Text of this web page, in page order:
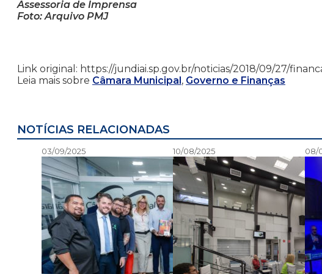
Assessoria de Imprensa
Foto: Arquivo PMJ
Link original: https://jundiai.sp.gov.br/noticias/2018/09/27/
Leia mais sobre Câmara Municipal, Governo e Finanças
NOTÍCIAS RELACIONADAS
03/09/2025 10/08/2025 08/